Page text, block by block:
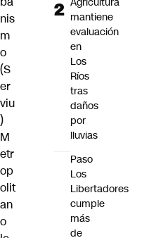
nis
m
o
(S
er
viu
)
M
etr
op
olit
an
o
mantiene
evaluación
en
Los
Ríos
tras
daños
por
lluvias
Paso
Los
Libertadores
cumple
más
de